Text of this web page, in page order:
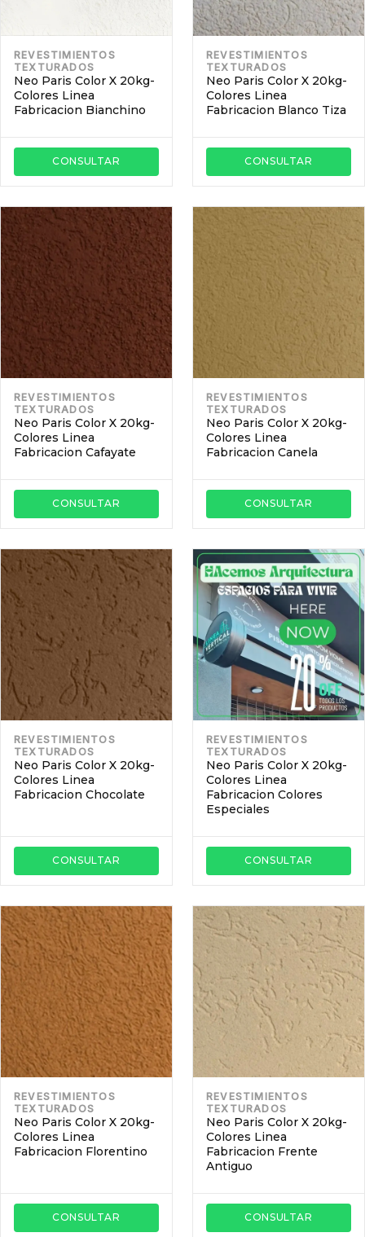
REVESTIMIENTOS
TEXTURADOS
Neo Paris Color X 20kg-
Colores Linea
Fabricacion Bianchino
CONSULTAR
REVESTIMIENTOS
TEXTURADOS
Neo Paris Color X 20kg-
Colores Linea
Fabricacion Blanco Tiza
CONSULTAR
REVESTIMIENTOS
TEXTURADOS
Neo Paris Color X 20kg-
Colores Linea
Fabricacion Cafayate
CONSULTAR
REVESTIMIENTOS
TEXTURADOS
Neo Paris Color X 20kg-
Colores Linea
Fabricacion Canela
CONSULTAR
REVESTIMIENTOS
TEXTURADOS
Neo Paris Color X 20kg-
Colores Linea
Fabricacion Chocolate
CONSULTAR
REVESTIMIENTOS
TEXTURADOS
Neo Paris Color X 20kg-
Colores Linea
Fabricacion Colores
Especiales
CONSULTAR
REVESTIMIENTOS
TEXTURADOS
Neo Paris Color X 20kg-
Colores Linea
Fabricacion Florentino
CONSULTAR
REVESTIMIENTOS
TEXTURADOS
Neo Paris Color X 20kg-
Colores Linea
Fabricacion Frente
Antiguo
CONSULTAR